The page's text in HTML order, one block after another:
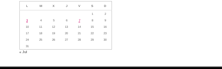
L M X J V S D
1
2
3
4 5 6 7 8
9
10
11 12 13 14 15
16
17
18 19 20 21 22
23
24
25 26 27 28 29
30
31
« Jul